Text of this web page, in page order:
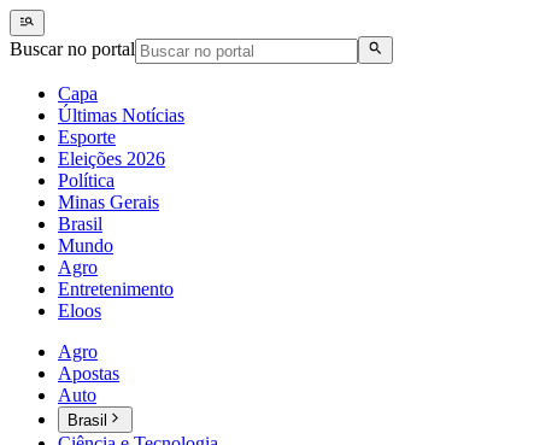
Buscar no portal
Capa
Últimas Notícias
Esporte
Eleições 2026
Política
Minas Gerais
Brasil
Mundo
Agro
Entretenimento
Eloos
Agro
Apostas
Auto
Brasil